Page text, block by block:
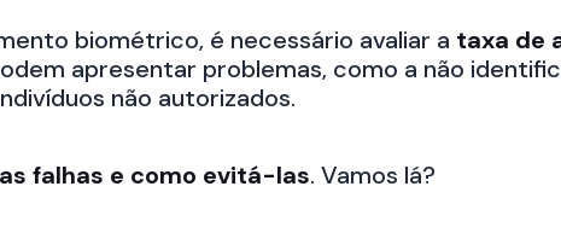
biométrico, é necessário avaliar a taxa de
apresentar problemas, como a não
não autorizados.
falhas e como evitá-las. Vamos lá?